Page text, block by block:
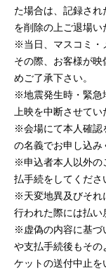
た場合は、記録され
を削除の上ご退場い
※当日、マスコミ・
その際、お客様が
めご了承下さい。
※地震発生時・緊急
上映を中断させて
※会場にて本人確認
の名義でお申し込み
※申込者本人以外の
払手続をしてくださ
※天変地異及びそれ
行われた際には払い
※虚偽の内容に基づ
や支払手続後もそ
ケットの送付中止を